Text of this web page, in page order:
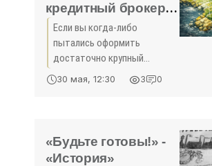
кредитный брокер -
«Экономика Крыма»
Если вы когда-либо
пытались оформить
достаточно крупный
кредит, то знаете, что это
не так просто. Банки
бюрократическим причинам.
И тот, кто не знает этого,
30 мая, 12:30 3 0
«Будьте готовы!» -
«История»